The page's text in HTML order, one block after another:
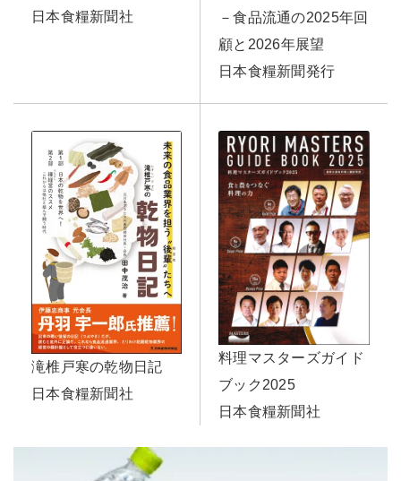
日本食糧新聞社
－食品流通の2025年回
顧と2026年展望
日本食糧新聞発行
滝椎戸寒の乾物日記
日本食糧新聞社
料理マスターズガイド
ブック2025
日本食糧新聞社